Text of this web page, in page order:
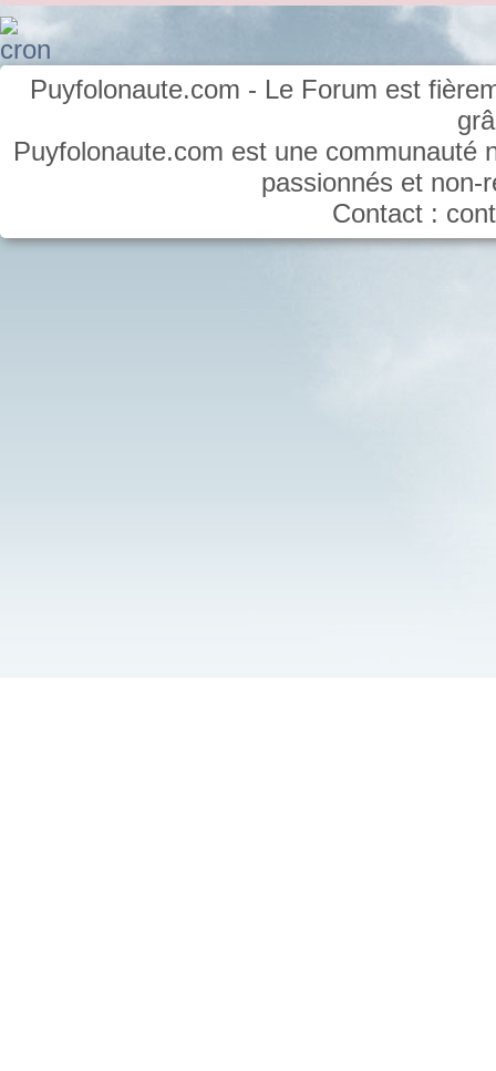
Puyfolonaute.com - Le Forum est
Puyfolonaute.com est une communauté
passionnés et
Contact :